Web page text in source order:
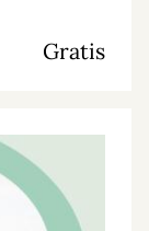
Gratis